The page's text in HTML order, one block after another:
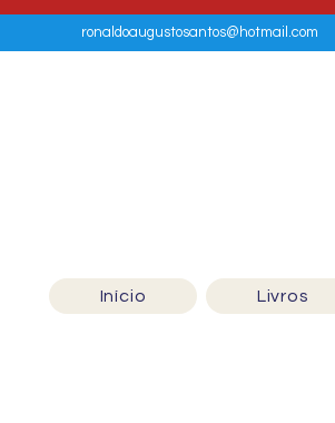
ronaldoaugustosantos@hotmail.com
Início Livros